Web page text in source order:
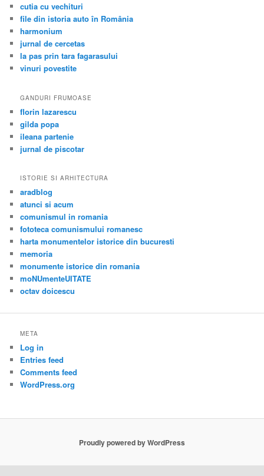
cutia cu vechituri
file din istoria auto în România
harmonium
jurnal de cercetas
la pas prin tara fagarasului
vinuri povestite
GANDURI FRUMOASE
florin lazarescu
gilda popa
ileana partenie
jurnal de piscotar
ISTORIE SI ARHITECTURA
aradblog
atunci si acum
comunismul in romania
fototeca comunismului romanesc
harta monumentelor istorice din bucuresti
memoria
monumente istorice din romania
moNUmenteUITATE
octav doicescu
META
Log in
Entries feed
Comments feed
WordPress.org
Proudly powered by WordPress